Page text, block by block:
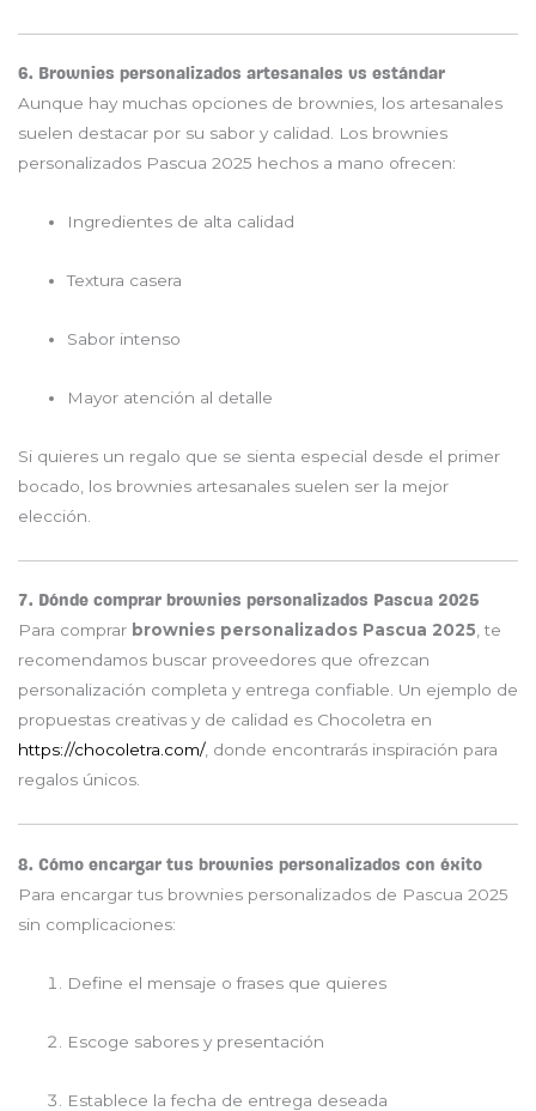
6. Brownies personalizados artesanales vs estándar
Aunque hay muchas opciones de brownies, los artesanales
suelen destacar por su sabor y calidad. Los brownies
personalizados Pascua 2025 hechos a mano ofrecen:
Ingredientes de alta calidad
Textura casera
Sabor intenso
Mayor atención al detalle
Si quieres un regalo que se sienta especial desde el primer
bocado, los brownies artesanales suelen ser la mejor
elección.
7. Dónde comprar brownies personalizados Pascua 2025
Para comprar brownies personalizados Pascua 2025, te
recomendamos buscar proveedores que ofrezcan
personalización completa y entrega confiable. Un ejemplo de
propuestas creativas y de calidad es Chocoletra en
https://chocoletra.com/, donde encontrarás inspiración para
regalos únicos.
8. Cómo encargar tus brownies personalizados con éxito
Para encargar tus brownies personalizados de Pascua 2025
sin complicaciones:
Define el mensaje o frases que quieres
Escoge sabores y presentación
Establece la fecha de entrega deseada